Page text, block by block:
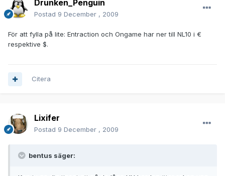
Drunken_Penguin
Postad 9 December , 2009
För att fylla på lite: Entraction och Ongame har ner till NL10 i €
respektive $.
Citera
Lixifer
Postad 9 December , 2009
bentus säger: